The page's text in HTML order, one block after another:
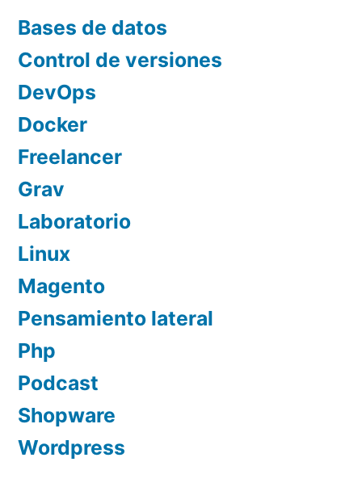
Bases de datos
Control de versiones
DevOps
Docker
Freelancer
Grav
Laboratorio
Linux
Magento
Pensamiento lateral
Php
Podcast
Shopware
Wordpress